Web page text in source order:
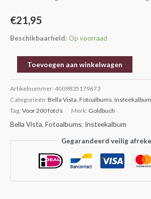
€21,95
Beschikbaarheid: Op voorraad
Toevoegen aan winkelwagen
Artikelnummer: 4009835179673
Categorieën: Bella Vista Fotoalbums Insteekalbum
Tag: Voor 200 foto's Merk: Goldbuch
Bella Vista, Fotoalbums, Insteekalbum
Gegarandeerd veilig